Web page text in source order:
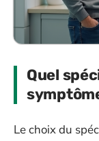
Quel
Le choix du